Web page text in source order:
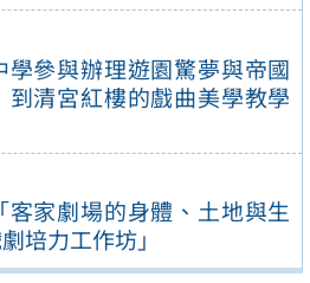
參與辦理遊園驚夢與帝國
清宮紅樓的戲曲美學教學
家劇場的身體、土地與生
培力工作坊」